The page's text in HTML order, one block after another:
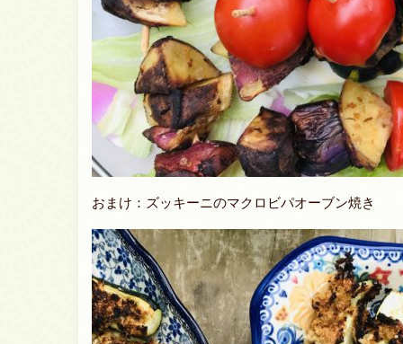
おまけ：ズッキーニのマクロビパオーブン焼き